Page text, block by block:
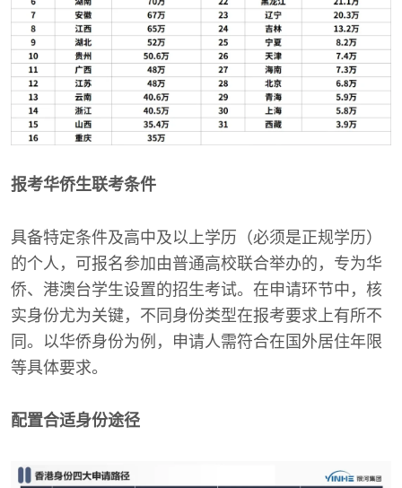
报考华侨生联考条件
具备特定条件及高中及以上学历（必须是正规学历）
的个人，可报名参加由普通高校联合举办的，专为华
侨、港澳台学生设置的招生考试。在申请环节中，核
实身份尤为关键，不同身份类型在报考要求上有所不
同。以华侨身份为例，申请人需符合在国外居住年限
等具体要求。
配置合适身份途径